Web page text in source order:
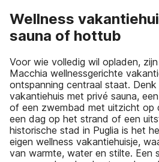
Wellness
sauna of hottub
Voor wie volledig wil opladen,
Macchia wellnessgerichte
ontspanning centraal staat.
vakantiehuis met privé sauna,
of een zwembad met uitzicht op
een dag op het strand of een
historische stad in Puglia is het
eigen wellness vakantiehuisje,
van warmte, water en stilte. Een